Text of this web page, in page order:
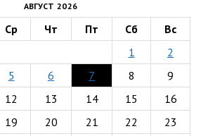
АВГУСТ 2026
Ср Чт Пт Сб
Вс
1
2
5 6 7 8
9
12 13 14 15
16
19 20 21 22
23